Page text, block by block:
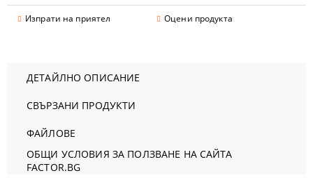
Изпрати на приятел Оцени продукта
ДЕТАЙЛНО ОПИСАНИЕ
СВЪРЗАНИ ПРОДУКТИ
ФАЙЛОВЕ
ОБЩИ УСЛОВИЯ ЗА ПОЛЗВАНЕ НА САЙТА
FACTOR.BG